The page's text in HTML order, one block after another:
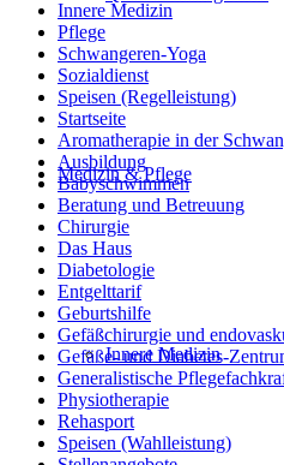
Medizin & Pflege
Innere Medizin
Innere Medizin
Pflege
Schwangeren-Yoga
Sozialdienst
Speisen (Regelleistung)
Startseite
Aromatherapie in der
Ausbildung
Babyschwimmen
Beratung und Betreuung
Chirurgie
Das Haus
Diabetologie
Entgelttarif
Geburtshilfe
Gefäßchirurgie und
Gefäße- und Diabetes-
Generalistische
Physiotherapie
Rehasport
Speisen (Wahlleistung)